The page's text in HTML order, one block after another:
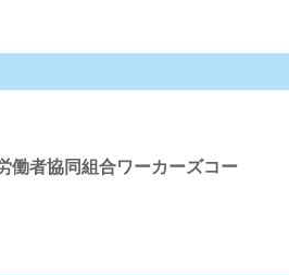
働者協同組合ワーカーズコー